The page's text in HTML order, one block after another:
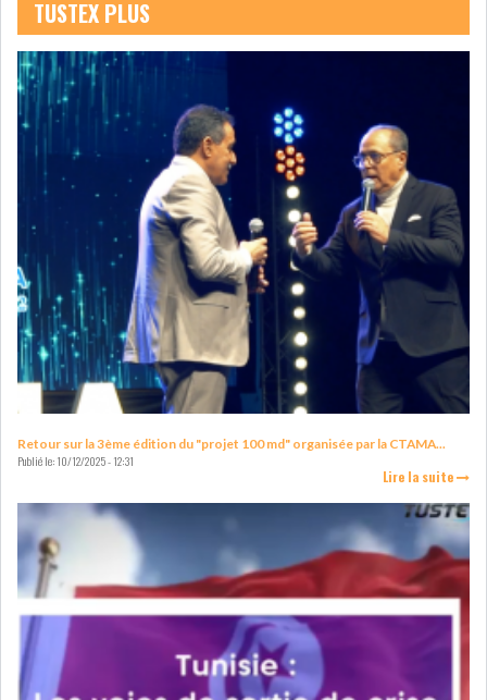
OFFICEPLAST CHERCHE DEUX
ADMINISTRATEURS...
L’ATB RENFORCE SON
ENGAGEMENT AUPRÈS DES...
COTATION ET ANALYSES
COURS DU JOUR
ANALYSE QUOTIDIENNE
ANALYSE HEBDOMADAIRE
TUSTEX PLUS
Retour sur la 3ème édition du "projet 100 md" organisée par la CTAMA...
Publié le:10/12/2025 - 12:31
Lire la suite